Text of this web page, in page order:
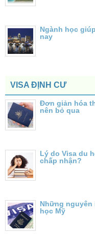
Ngành học
nay
VISA ĐỊNH CƯ
Đơn giản hóa
nên bỏ qua
Lý do Visa du
chấp nhận?
Những
học Mỹ